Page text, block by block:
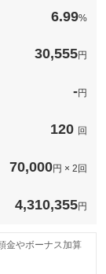
無料）
6.99%
30,555円
-円
120 回
70,000円 × 2回
4,310,355円
金やボーナス加算